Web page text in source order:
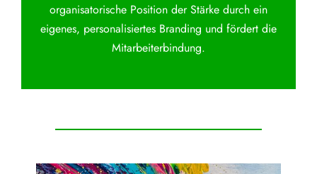
organisatorische Position der Stärke durch ein
eigenes, personalisiertes Branding und fördert die
Mitarbeiterbindung.